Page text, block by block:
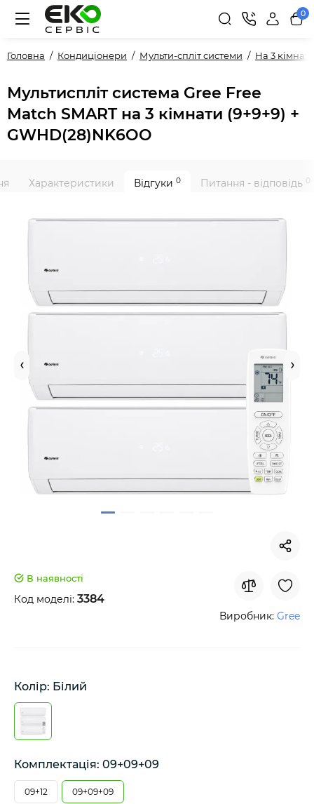
0
Головна Кондиціонери Мульти-спліт системи На 3
Мультиспліт система Gree Free
Match SMART на 3 кімнати (9+9+9) +
GWHD(28)NK6OO
Характеристики Відгуки 0 Питання - відповідь 0
В наявності
Код моделі: 3384
Виробник: Gree
Колір: Білий
Комплектація: 09+09+09
09+12 09+09+09